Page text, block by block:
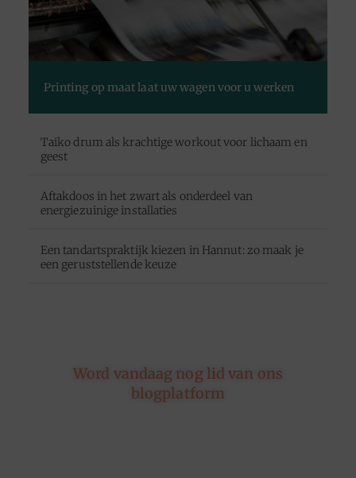
Printing op maat laat uw wagen voor u werken
Taiko drum als krachtige workout voor lichaam en
geest
Aftakdoos in het zwart als onderdeel van
energiezuinige installaties
Een tandartspraktijk kiezen in Hannut: zo maak je
een geruststellende keuze
Word vandaag nog lid van ons
blogplatform